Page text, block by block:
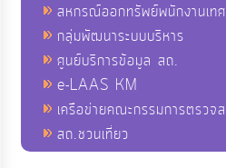
สหกรณ์ออกทรัพย์พนักงานเท
กลุ่มพัฒนาระบบบริหาร
ศูนย์บริการข้อมูล สถ.
e-LAAS KM
เครือข่ายคณะกรรมการตรวจ
สถ.ชวนเที่ยว